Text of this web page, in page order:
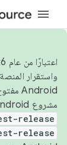
واستقرار
مشروع Android مفتوح المصدر والمساهمة فيه، استخدِم
release
release